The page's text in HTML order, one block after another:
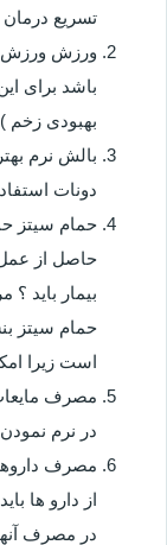
تسریع
ورزش ورزش
باشد برای
بهبودی زخم
بالش نرم
دونات
حمام سیتز
حاصل از عمل
بیمار باید
حمام سیتز
است زیرا
مصرف
در نرم
مصرف
از دارو ها
در مصرف